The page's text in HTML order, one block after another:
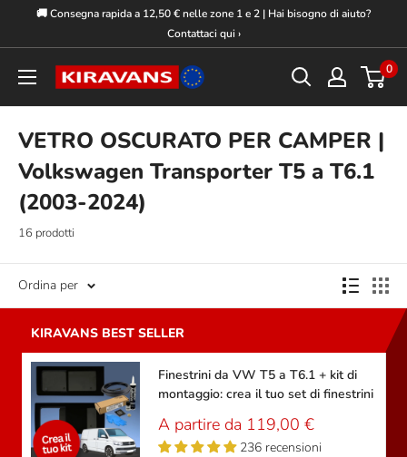
🚚 Consegna rapida a 12,50 € nelle zone 1 e 2 | Hai bisogno di aiuto?
Contattaci qui ›
Kiravans
0
VETRO OSCURATO PER CAMPER |
Volkswagen Transporter T5 a T6.1
(2003-2024)
16 prodotti
Ordina per
Finestrini da VW T5 a T6.1 + kit di
montaggio: crea il tuo set di finestrini
Prezzo
scontato
A partire da 119,00 €
236 recensioni